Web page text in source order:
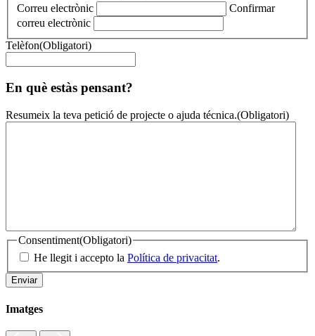
Correu electrònic
Confirmar
correu electrònic
Telèfon(Obligatori)
En què estàs pensant?
Resumeix la teva petició de projecte o ajuda técnica.(Obligatori)
Consentiment(Obligatori)
He llegit i accepto la Política de privacitat.
Imatges